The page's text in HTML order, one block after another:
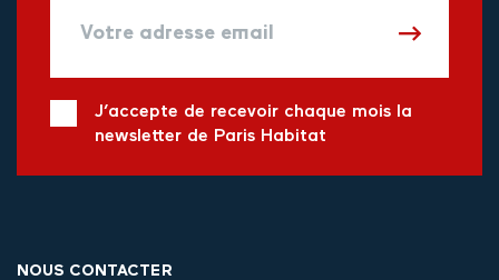
J’accepte de recevoir chaque mois la
newsletter de Paris Habitat
NOUS CONTACTER